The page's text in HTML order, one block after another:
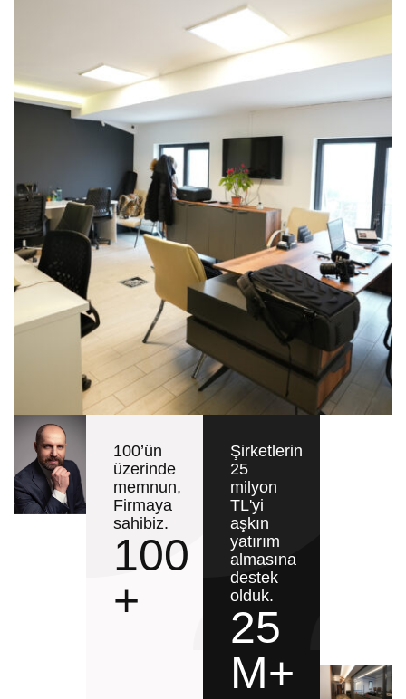
100’ün
üzerinde
memnun,
Firmaya
sahibiz.
100
+
Şirketlerin
25
milyon
TL'yi
aşkın
yatırım
almasına
destek
olduk.
25
M+